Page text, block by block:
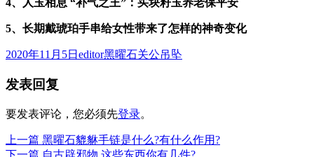
4、人玉相息 “补气之王”：买块籽玉养老保平安
5、 长期戴琥珀手串给女性带来了怎样的神奇变化
发
于
2020年11月5日 作
editor分
黑曜石关公吊坠
发表回复
要发表评论，您必须先登录。
文
上一篇 上
篇
黑曜石貔貅手链是什么?有什么作用?
下一篇 下
自古辟邪物,这些东西你有几件?